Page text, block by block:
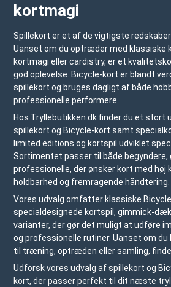
kortmagi
Spillekort er et af de vigtigste
Uanset om du optræder med klassiske
kortmagi eller cardistry, er et
god oplevelse. Bicycle-kort er blandt
spillekort og bruges dagligt af både
professionelle performere.
Hos Tryllebutikken.dk finder du et stort
spillekort og Bicycle-kort samt
limited editions og kortspil udviklet
Sortimentet passer til både begyndere,
professionelle, der ønsker kort med høj
holdbarhed og fremragende håndtering.
Vores udvalg omfatter klassiske
specialdesignede kortspil, gimmick-
varianter, der gør det muligt at udføre
og professionelle rutiner. Uanset om
til træning, optræden eller samling,
Udforsk vores udvalg af spillekort og
kort, der passer perfekt til dit næste